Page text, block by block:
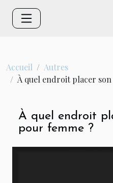
Accueil
Autres
À quel endroit placer
À quel endroit
pour femme ?